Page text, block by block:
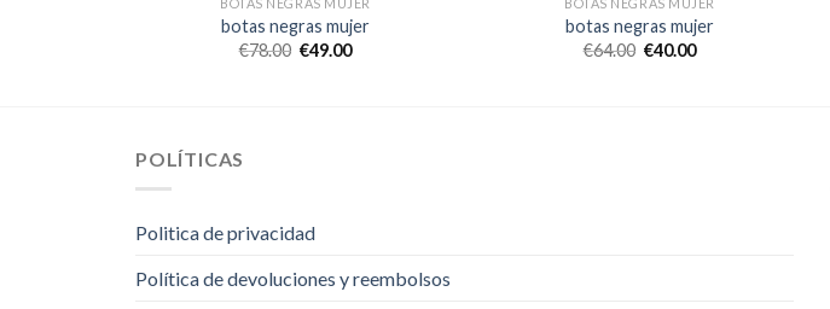
botas negras mujer
€78.00 €49.00
botas negras mujer
€64.00 €40.00
POLÍTICAS
Politica de privacidad
Política de devoluciones y reembolsos